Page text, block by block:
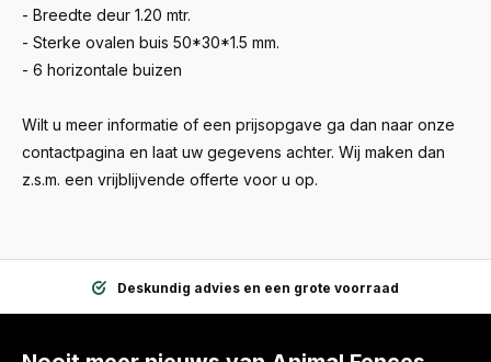
- Breedte deur 1.20 mtr.
- Sterke ovalen buis 50*30*1.5 mm.
- 6 horizontale buizen
Wilt u meer informatie of een prijsopgave ga dan naar onze
contactpagina en laat uw gegevens achter. Wij maken dan
z.s.m. een vrijblijvende offerte voor u op.
Deskundig advies en een grote voorraad